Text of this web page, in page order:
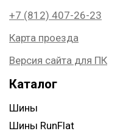
+7 (812) 407-26-23
Карта проезда
Версия сайта для ПК
Каталог
Шины
Шины RunFlat